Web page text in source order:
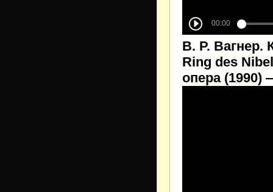
В. Р. Вагнер.
Ring des
опера (1990)